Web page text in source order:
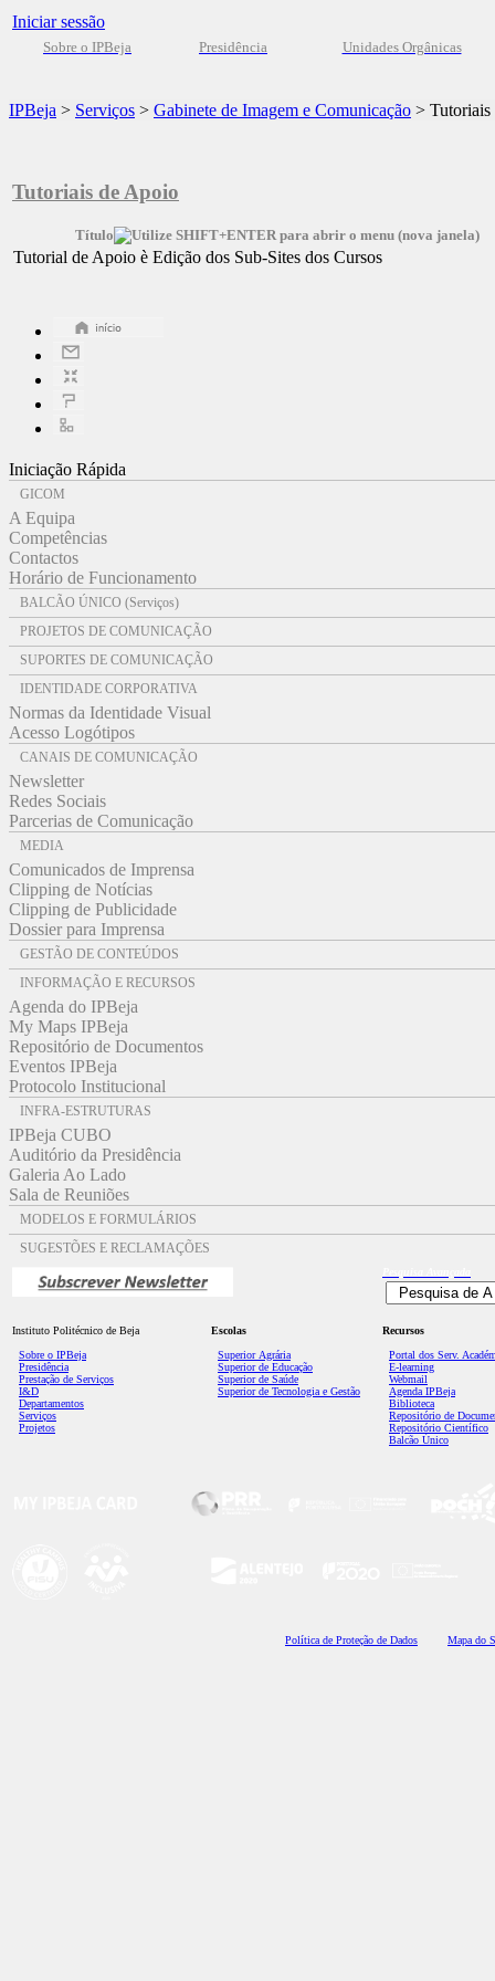
Iniciar sessão
Sobre o IPBeja Presidência Unidades Orgânicas
IPBeja > Serviços > Gabinete de Imagem e Comunicação >
Tutoriais de Apoio
Título
Tutorial de Apoio è Edição dos Sub-Sites dos Cursos
Iniciação Rápida
GICOM
A Equipa
Competências
Contactos
Horário de Funcionamento
BALCÃO ÚNICO (Serviços)
PROJETOS DE COMUNICAÇÃO
SUPORTES DE COMUNICAÇÃO
IDENTIDADE CORPORATIVA
Normas da Identidade Visual
Acesso Logótipos
CANAIS DE COMUNICAÇÃO
Newsletter
Redes Sociais
Parcerias de Comunicação
MEDIA
Comunicados de Imprensa
Clipping de Notícias
Clipping de Publicidade
Dossier para Imprensa
GESTÃO DE CONTEÚDOS
INFORMAÇÃO E RECURSOS
Agenda do IPBeja
My Maps IPBeja
Repositório de Documentos
Eventos IPBeja
Protocolo Institucional
INFRA-ESTRUTURAS
IPBeja CUBO
Auditório da Presidência
Galeria Ao Lado
Sala de Reuniões
MODELOS E FORMULÁRIOS
SUGESTÕES E RECLAMAÇÕES
Instituto Politécnico de Beja
Sobre o IPBeja
Presidência
Prestação de Serviços
I&D
Departamentos
Serviços
Projetos
Escolas
Superior Agrária
Superior de Educação
Superior de Saúde
Superior de Tecnologia e Gestão
Recursos
Portal dos Serv.
E-learning
Webmail
Agenda IPBeja
Biblioteca
Repositório de
Repositório Científico
Balcão Único
Política de Proteção de Dados Mapa do